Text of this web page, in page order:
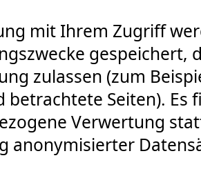
mit Ihrem Zugriff
gespeichert,
zulassen (zum
betrachtete Seiten). Es
Verwertung
anonymisierter